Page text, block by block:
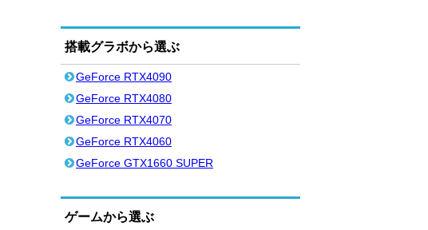
搭載グラボから選ぶ
GeForce RTX4090
GeForce RTX4080
GeForce RTX4070
GeForce RTX4060
GeForce GTX1660 SUPER
ゲームから選ぶ